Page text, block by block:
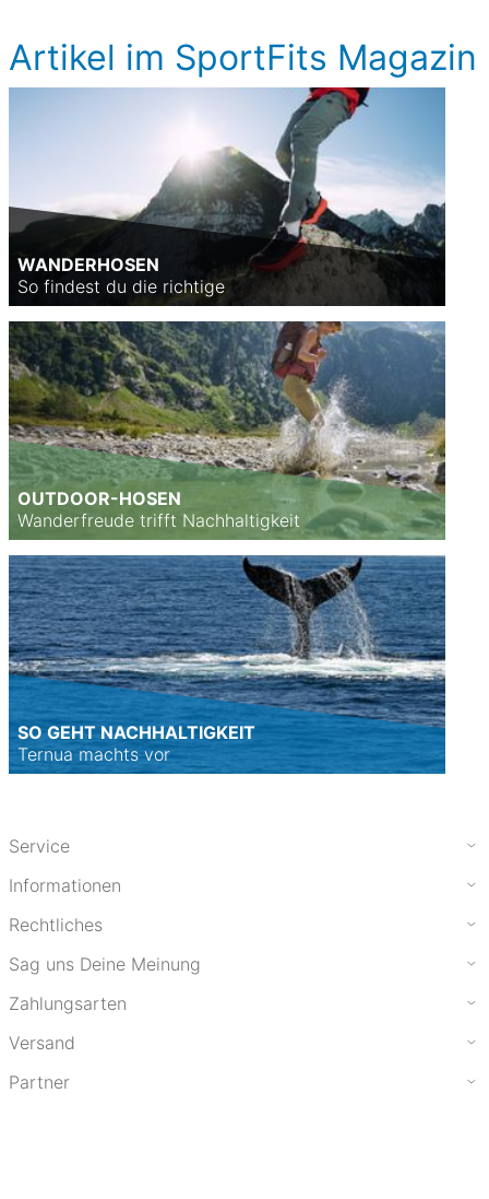
Artikel im SportFits Magazin
WANDERHOSEN
So findest du die richtige
OUTDOOR-HOSEN
Wanderfreude trifft Nachhaltigkeit
SO GEHT NACHHALTIGKEIT
Ternua machts vor
Service
Informationen
Rechtliches
Sag uns Deine Meinung
Zahlungsarten
Versand
Partner